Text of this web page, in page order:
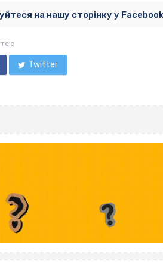
на нашу сторінку у Facebook
Twitter